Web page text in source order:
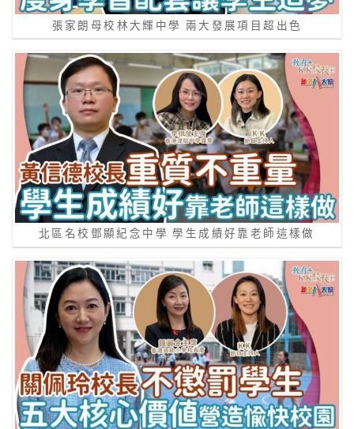
張家朗母校林大輝中學 兩大發展項目超出色
北區名校鄧顯紀念中學 學生成績好靠老師這樣做